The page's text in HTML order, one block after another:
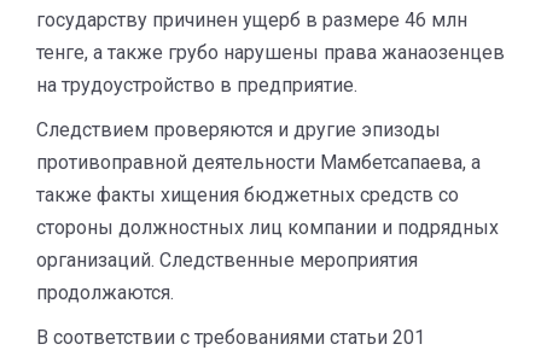
государству причинен ущерб в размере 46 млн
тенге, а также грубо нарушены права жанаозенцев
на трудоустройство в предприятие.
Следствием проверяются и другие эпизоды
противоправной деятельности Мамбетсапаева, а
также факты хищения бюджетных средств со
стороны должностных лиц компании и подрядных
организаций. Следственные мероприятия
продолжаются.
В соответствии с требованиями статьи 201